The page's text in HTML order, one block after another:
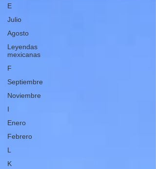
E
Julio
Agosto
Leyendas
mexicanas
F
Septiembre
Noviembre
I
Enero
Febrero
L
K